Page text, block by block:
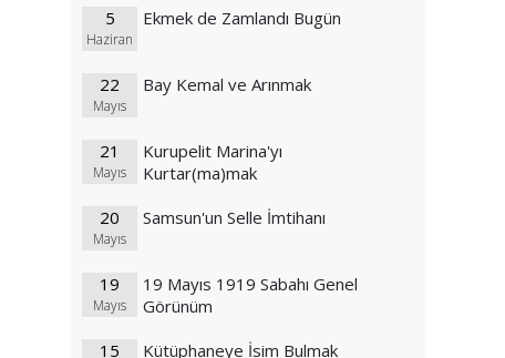
5
Haziran
Ekmek de Zamlandı Bugün
22
Mayıs
Bay Kemal ve Arınmak
21
Mayıs
Kurupelit Marina'yı
Kurtar(ma)mak
20
Mayıs
Samsun'un Selle İmtihanı
19
Mayıs
19 Mayıs 1919 Sabahı Genel
Görünüm
15
Kütüphaneye İsim Bulmak